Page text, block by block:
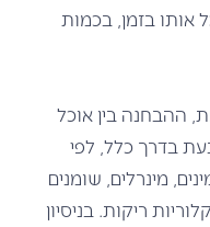
אותו בזמן, בכמות
ההבחנה בין אוכל
בדרך כלל, לפי
מינרלים, שומנים
ריקות. בניסיון